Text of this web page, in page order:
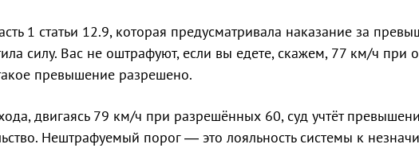
1 статьи 12.9, которая предусматривала наказание за
силу. Вас не оштрафуют, если вы едете, скажем, 77 км/ч при
превышение разрешено.
двигаясь 79 км/ч при разрешённых 60, суд учтёт
Нештрафуемый порог — это лояльность системы к